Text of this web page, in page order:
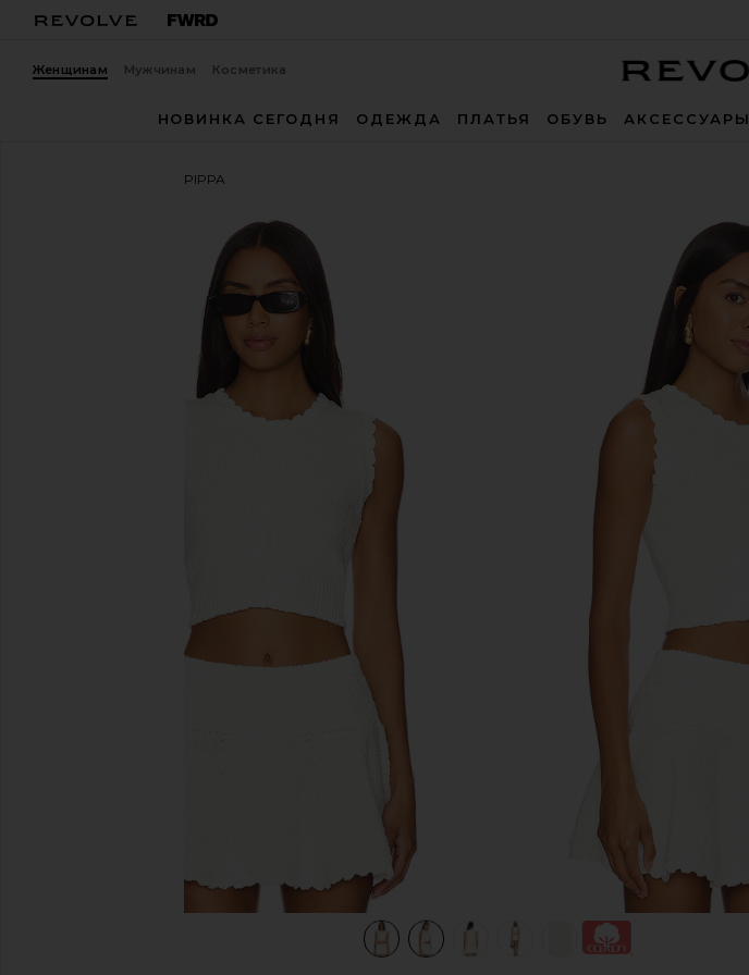
Женщинам Мужчинам Косметика
НОВИНКА СЕГОДНЯ ОДЕЖДА ПЛАТЬЯ ОБУВЬ АКСЕССУАРЫ
ЖИЛЕТ PIPPA
избранноеMAJORELLE Pippa Vest in Ivory
view 1 of 5 ЖИЛЕТ PIPPA in Ivory